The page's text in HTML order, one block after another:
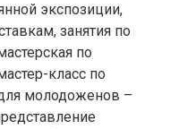
экспозиции,
занятия по
по
класс по
молодоженов –